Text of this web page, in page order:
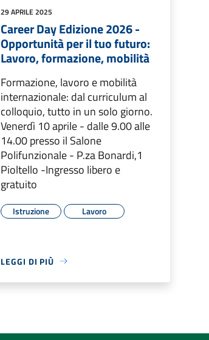
29 APRILE 2025
Career Day Edizione 2026 -
Opportunità per il tuo futuro:
Lavoro, formazione, mobilità
Formazione, lavoro e mobilità
internazionale: dal curriculum al
colloquio, tutto in un solo giorno.
Venerdì 10 aprile - dalle 9.00 alle
14.00 presso il Salone
Polifunzionale - P.za Bonardi,1
Pioltello -Ingresso libero e
gratuito
Istruzione Lavoro
LEGGI DI PIÙ